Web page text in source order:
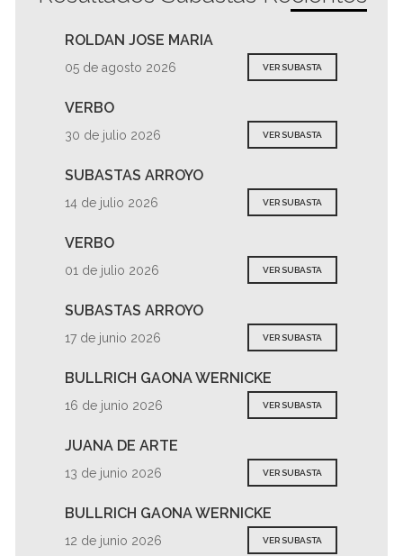
ROLDAN JOSE MARIA
05 de agosto 2026 VER SUBASTA
VERBO
30 de julio 2026 VER SUBASTA
SUBASTAS ARROYO
14 de julio 2026 VER SUBASTA
VERBO
01 de julio 2026 VER SUBASTA
SUBASTAS ARROYO
17 de junio 2026 VER SUBASTA
BULLRICH GAONA WERNICKE
16 de junio 2026 VER SUBASTA
JUANA DE ARTE
13 de junio 2026 VER SUBASTA
BULLRICH GAONA WERNICKE
12 de junio 2026 VER SUBASTA